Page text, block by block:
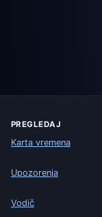
PREGLEDAJ
Karta vremena
Upozorenja
Vodič